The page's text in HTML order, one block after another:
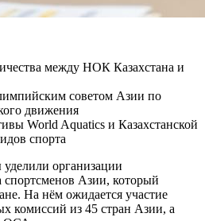
между НОК Казахстана и
советом Азии по
движения
World Aquatics и Казахстанской
спорта
организации
Азии, который
На нём ожидается участие
комиссий из 45 стран Азии, а